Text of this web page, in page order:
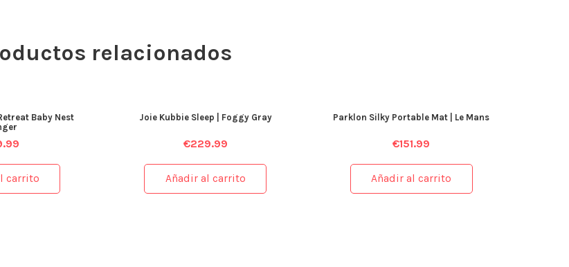
relacionados
Baby Nest
carrito
Joie Kubbie Sleep | Foggy Gray
€229.99
Añadir al carrito
Parklon Silky Portable Mat | Le Mans
€151.99
Añadir al carrito